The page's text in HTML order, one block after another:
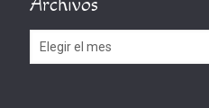
Archivos
Archivos